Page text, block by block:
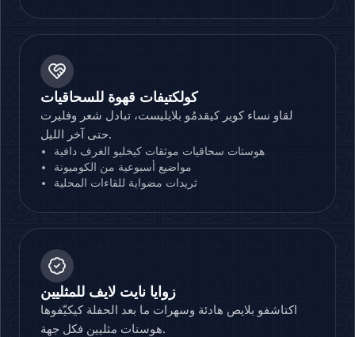
كولكتيفات قهوة للسحاقيات
لقاو نساء كوير كيقدمُو بلايليست، تبادل شعر وفليرت
حتى آخر الليل.
هوستات سحاقيات موثقات كيخليو الغرف دافية
مواضيع أسبوعية من الكوميونة
ثريدات مضواية للقاءات المحلية
زوايا نايت لايف للمثليين
اكتاشفو بلايص هادئة وسهرات ما بعد الحفلة كيكيّفوها
هوستات مثليين فكل جهة.